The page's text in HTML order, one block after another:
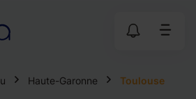
Haute-Garonne Toulouse